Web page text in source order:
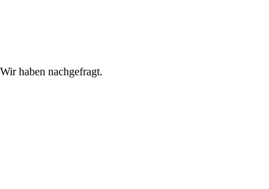
haben nachgefragt.